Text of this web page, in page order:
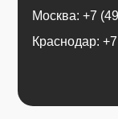
Москва: +7
Краснодар: